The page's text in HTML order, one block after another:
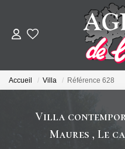
Accueil Villa Référence 628
Villa
Maures , Le